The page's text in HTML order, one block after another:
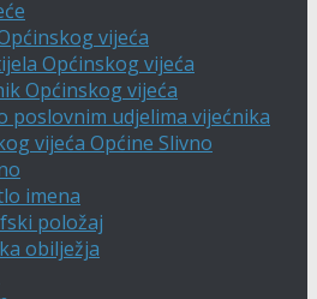
vijeća
Općinskog vijeća
Općinskog vijeća
poslovnim udjelima vijećnika
vijeća Općine Slivno
imena
položaj
obilježja